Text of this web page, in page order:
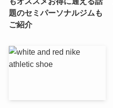
題のセミパーソナルジムも
ご紹介